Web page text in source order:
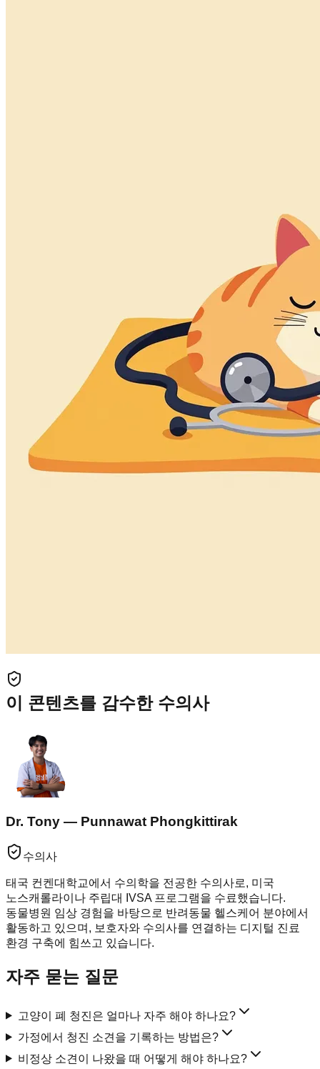
이 콘텐츠를 감수한 수의사
Dr. Tony — Punnawat Phongkittirak
수의사
태국 컨켄대학교에서 수의학을 전공한 수의사로, 미국
노스캐롤라이나 주립대 IVSA 프로그램을 수료했습니다.
동물병원 임상 경험을 바탕으로 반려동물 헬스케어 분야에서
활동하고 있으며, 보호자와 수의사를 연결하는 디지털 진료
환경 구축에 힘쓰고 있습니다.
자주 묻는 질문
고양이 폐 청진은 얼마나 자주 해야 하나요?
가정에서 청진 소견을 기록하는 방법은?
비정상 소견이 나왔을 때 어떻게 해야 하나요?